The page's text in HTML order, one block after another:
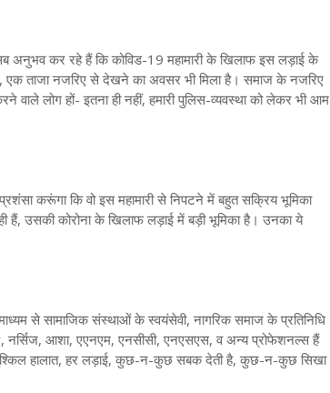
अनुभव कर रहे हैं कि कोविड-19 महामारी के खिलाफ इस लड़ाई के
एक ताजा नजरिए से देखने का अवसर भी मिला है। समाज के नजरिए
वाले लोग हों- इतना ही नहीं, हमारी पुलिस-व्यवस्था को लेकर भी आम
करूंगा कि वो इस महामारी से निपटने में बहुत सक्रिय भूमिका
हैं, उसकी कोरोना के खिलाफ लड़ाई में बड़ी भूमिका है। उनका ये
से सामाजिक संस्थाओं के स्वयंसेवी, नागरिक समाज के प्रतिनिधि
आशा, एएनएम, एनसीसी, एनएसएस, व अन्य प्रोफेशनल्स हैं
हालात, हर लड़ाई, कुछ-न-कुछ सबक देती है, कुछ-न-कुछ सिखा